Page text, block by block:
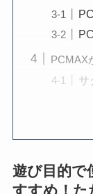
PCMAX
サ
遊び目的で
すすめ！た